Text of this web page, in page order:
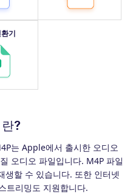
기
?
는 Apple에서 출시한 오디오
오디오 파일입니다. M4P 파일
할 수 있습니다. 또한 인터넷
트리밍도 지원합니다.